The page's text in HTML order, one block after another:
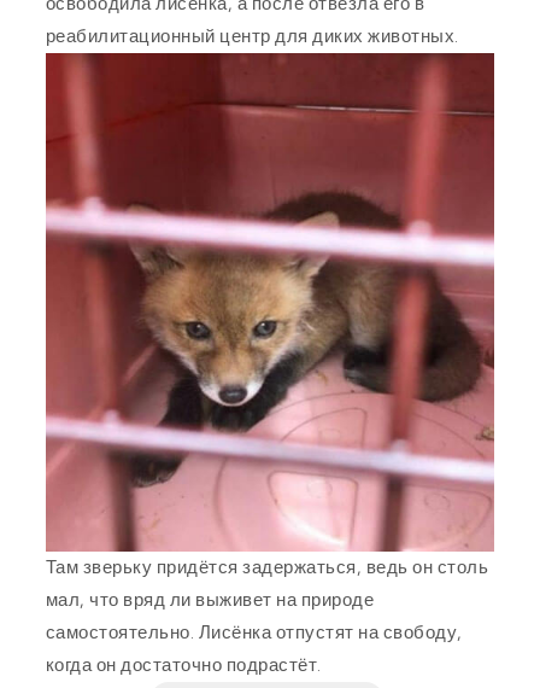
реабилитационный центр для диких животных.
Там зверьку придётся задержаться, ведь он столь
мал, что вряд ли выживет на природе
самостоятельно. Лисёнка отпустят на свободу,
когда он достаточно подрастёт.